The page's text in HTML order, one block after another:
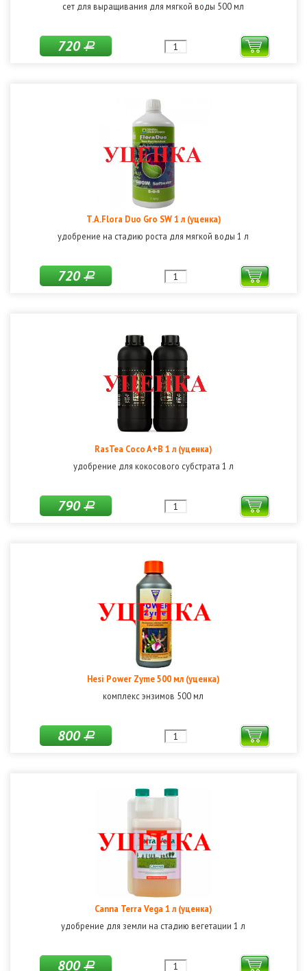
сет для выращивания для мягкой воды 500 мл
720Р
T.A.Flora Duo Gro SW 1 л (уценка)
удобрение на стадию роста для мягкой воды 1 л
720Р
RasTea Coco A+B 1 л (уценка)
удобрение для кокосового субстрата 1 л
790Р
Hesi Power Zyme 500 мл (уценка)
комплекс энзимов 500 мл
800Р
Canna Terra Vega 1 л (уценка)
удобрение для земли на стадию вегетации 1 л
800Р